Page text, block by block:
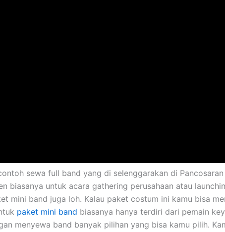
sewa full band yang di selenggarakan di
biasanya untuk acara gathering perusahaan atau
mini band juga loh. Kalau paket costum ini kamu bisa
paket mini band biasanya hanya terdiri dari pemain
menyewa band banyak pilihan yang bisa kamu pilih.